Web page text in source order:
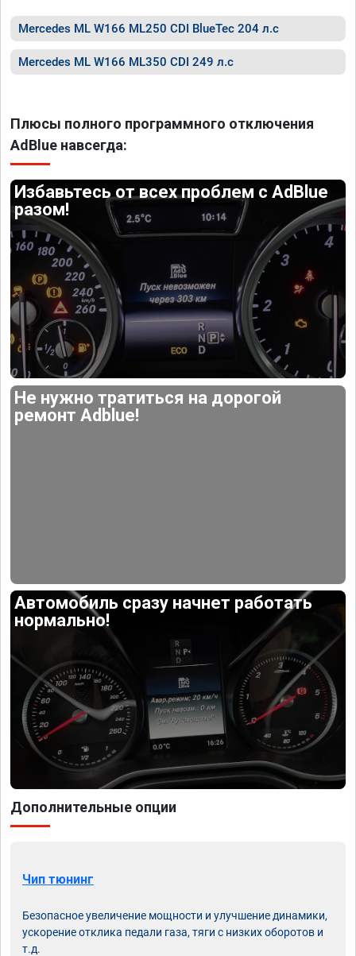
Mercedes ML W166 ML250 CDI BlueTec 204 л.с
Mercedes ML W166 ML350 CDI 249 л.с
Плюсы полного программного отключения
AdBlue навсегда:
Избавьтесь от всех проблем с AdBlue
разом!
Не нужно тратиться на дорогой
ремонт Adblue!
Автомобиль сразу начнет работать
нормально!
Дополнительные опции
Чип тюнинг
Безопасное увеличение мощности и улучшение динамики,
ускорение отклика педали газа, тяги с низких оборотов и
т.д.